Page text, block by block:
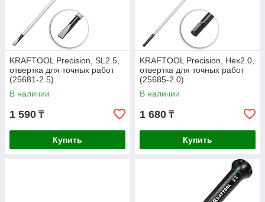
KRAFTOOL Precision, SL2.5,
отвертка для точных работ
(25681-2.5)
В наличии
1 590 ₸
Купить
KRAFTOOL Precision, Hex2.0,
отвертка для точных работ
(25685-2.0)
В наличии
1 680 ₸
Купить